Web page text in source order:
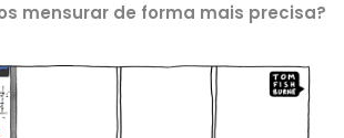
mensurar de forma mais precisa?